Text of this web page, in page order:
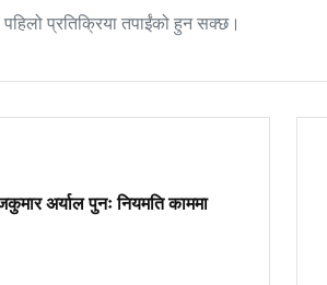
प्रतिक्रिया तपाईंको हुन सक्छ।
अर्याल पुनः नियमति काममा